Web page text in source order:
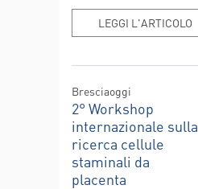
LEGGI L'ARTICOLO
Bresciaoggi
2° Workshop
internazionale sulla
ricerca cellule
staminali da
placenta